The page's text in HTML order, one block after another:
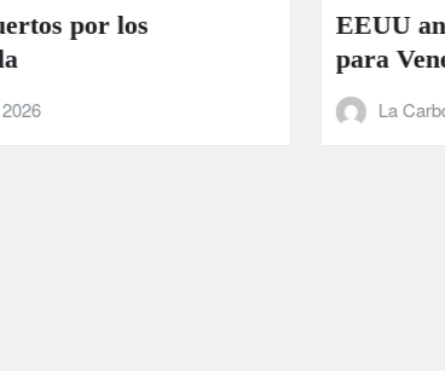
EEUU anuncia una ayuda de 130
para Venezuela tras el doble terremoto